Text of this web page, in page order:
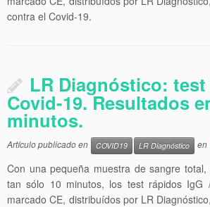
contra el Covid-19.
LR Diagnóstico:
Covid-19. Resultados
minutos.
Artículo publicado en COVID19 LR Diagnóstico en
Con una pequeña muestra de sangre
tan sólo 10 minutos, los test rápidos IgG
marcado CE, distribuídos por LR